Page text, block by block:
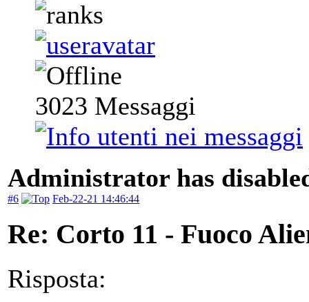
3023 Messaggi
Administrator has
#6 Feb-22-21 14:46:44
Re: Corto 11 - Fuoco
Risposta: